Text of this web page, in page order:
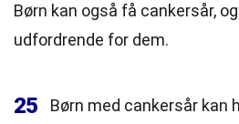
Børn kan også få cankersår,
udfordrende for dem.
25
Børn med cankersår kan